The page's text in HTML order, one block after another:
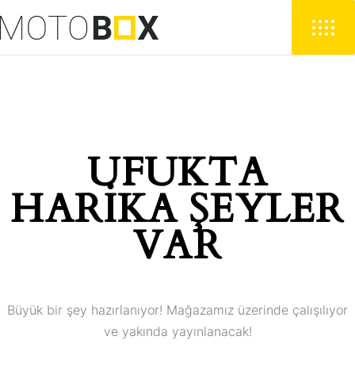
UFUKTA
HARIKA ŞEYLER
VAR
Büyük bir şey hazırlanıyor! Mağazamız üzerinde çalışılıyor
ve yakında yayınlanacak!